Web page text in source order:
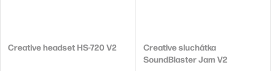
Creative headset HS-720 V2
Creative sluchátka
SoundBlaster Jam V2